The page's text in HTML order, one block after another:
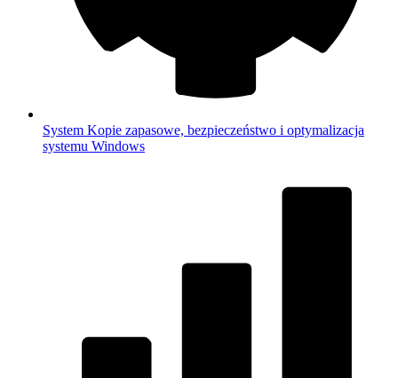
System Kopie zapasowe, bezpieczeństwo i optymalizacja
systemu Windows